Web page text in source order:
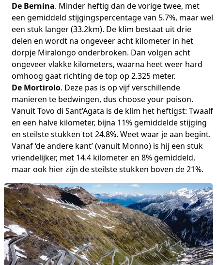
De Bernina. Minder heftig dan de vorige twee, met
een gemiddeld stijgingspercentage van 5.7%, maar wel
een stuk langer (33.2km). De klim bestaat uit drie
delen en wordt na ongeveer acht kilometer in het
dorpje Miralongo onderbroken. Dan volgen acht
ongeveer vlakke kilometers, waarna heet weer hard
omhoog gaat richting de top op 2.325 meter.
De Mortirolo. Deze pas is op vijf verschillende
manieren te bedwingen, dus choose your poison.
Vanuit Tovo di Sant’Agata is de klim het heftigst: Twaalf
en een halve kilometer, bijna 11% gemiddelde stijging
en steilste stukken tot 24.8%. Weet waar je aan begint.
Vanaf ‘de andere kant’ (vanuit Monno) is hij een stuk
vriendelijker, met 14.4 kilometer en 8% gemiddeld,
maar ook hier zijn de steilste stukken boven de 21%.